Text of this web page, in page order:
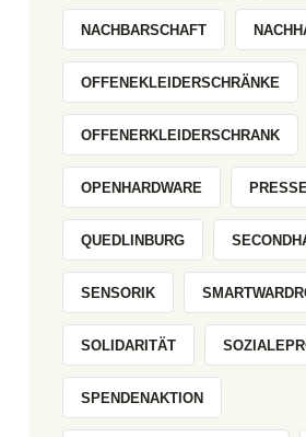
NACHBARSCHAFT
OFFENEKLEIDERSCHRÄNKE
OFFENERKLEIDERSCHRANK
OPENHARDWARE
QUEDLINBURG
SENSORIK
SOLIDARITÄT
SPENDENAKTION